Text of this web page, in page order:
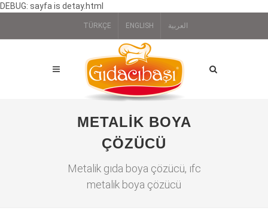
DEBUG: sayfa is detay.html
TÜRKÇE ENGLISH العربية
METALIK BOYA
ÇÖZÜCÜ
Metalik gıda boya çözücü, ıfc
metalik boya çözücü